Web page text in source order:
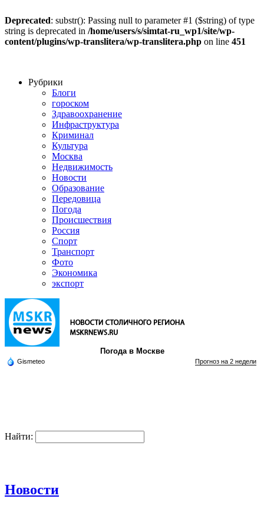
Deprecated: substr(): Passing null to parameter #1 ($string) of type
string is deprecated in /home/users/s/simtat-ru_wp1/site/wp-
content/plugins/wp-translitera/wp-translitera.php on line 451
Рубрики
Блоги
гороском
Здравоохранение
Инфраструктура
Криминал
Культура
Москва
Недвижимость
Новости
Образование
Передовица
Погода
Происшествия
Россия
Спорт
Транспорт
Фото
Экономика
экспорт
Погода в Москве
Gismeteo Прогноз на 2 недели
Найти:
Новости